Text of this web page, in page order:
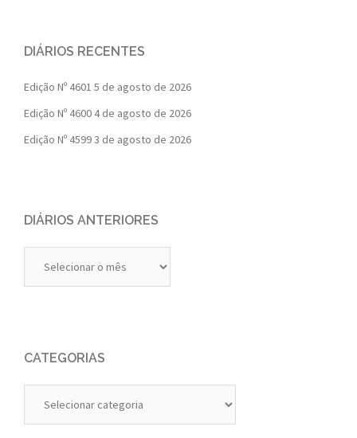
DIÁRIOS RECENTES
Edição Nº 4601 5 de agosto de 2026
Edição Nº 4600 4 de agosto de 2026
Edição Nº 45993 de agosto de 2026
DIÁRIOS ANTERIORES
Anteriores
CATEGORIAS